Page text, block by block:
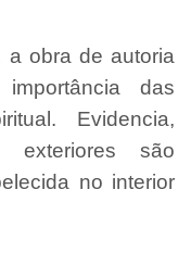
a obra de autoria
das
Evidencia,
exteriores são
no interior